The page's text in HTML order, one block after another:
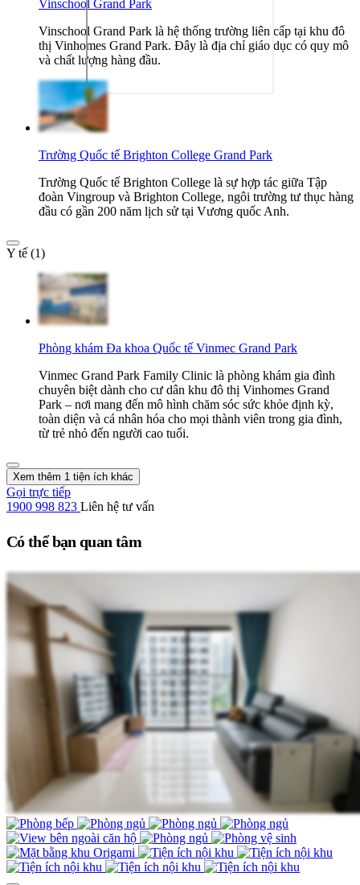
Vinschool Grand Park
Vinschool Grand Park là hệ thống trường liên cấp tại khu đô
thị Vinhomes Grand Park. Đây là địa chỉ giáo dục có quy mô
và chất lượng hàng đầu.
Trường Quốc tế Brighton College Grand Park
Trường Quốc tế Brighton College là sự hợp tác giữa Tập
đoàn Vingroup và Brighton College, ngôi trường tư thục hàng
đầu có gần 200 năm lịch sử tại Vương quốc Anh.
Y tế (1)
Phòng khám Đa khoa Quốc tế Vinmec Grand Park
Vinmec Grand Park Family Clinic là phòng khám gia đình
chuyên biệt dành cho cư dân khu đô thị Vinhomes Grand
Park – nơi mang đến mô hình chăm sóc sức khỏe định kỳ,
toàn diện và cá nhân hóa cho mọi thành viên trong gia đình,
từ trẻ nhỏ đến người cao tuổi.
Xem thêm 1 tiện ích khác
Gọi trực tiếp
1900 998 823 Liên hệ tư vấn
Có thể bạn quan tâm